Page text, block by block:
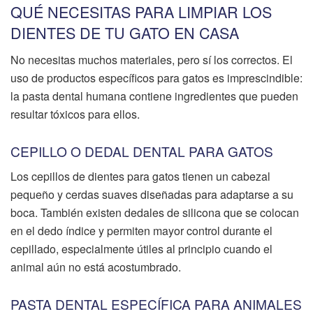
QUÉ NECESITAS PARA LIMPIAR LOS
DIENTES DE TU GATO EN CASA
No necesitas muchos materiales, pero sí los correctos. El
uso de productos específicos para gatos es imprescindible:
la pasta dental humana contiene ingredientes que pueden
resultar tóxicos para ellos.
CEPILLO O DEDAL DENTAL PARA GATOS
Los cepillos de dientes para gatos tienen un cabezal
pequeño y cerdas suaves diseñadas para adaptarse a su
boca. También existen dedales de silicona que se colocan
en el dedo índice y permiten mayor control durante el
cepillado, especialmente útiles al principio cuando el
animal aún no está acostumbrado.
PASTA DENTAL ESPECÍFICA PARA ANIMALES